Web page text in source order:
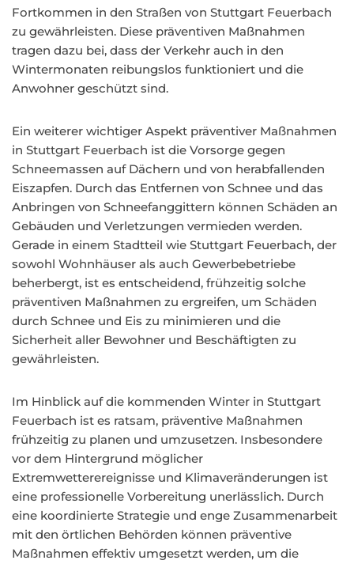
Fortkommen in den Straßen von Stuttgart Feuerbach
zu gewährleisten. Diese präventiven Maßnahmen
tragen dazu bei, dass der Verkehr auch in den
Wintermonaten reibungslos funktioniert und die
Anwohner geschützt sind.
Ein weiterer wichtiger Aspekt präventiver Maßnahmen
in Stuttgart Feuerbach ist die Vorsorge gegen
Schneemassen auf Dächern und von herabfallenden
Eiszapfen. Durch das Entfernen von Schnee und das
Anbringen von Schneefanggittern können Schäden an
Gebäuden und Verletzungen vermieden werden.
Gerade in einem Stadtteil wie Stuttgart Feuerbach, der
sowohl Wohnhäuser als auch Gewerbebetriebe
beherbergt, ist es entscheidend, frühzeitig solche
präventiven Maßnahmen zu ergreifen, um Schäden
durch Schnee und Eis zu minimieren und die
Sicherheit aller Bewohner und Beschäftigten zu
gewährleisten.
Im Hinblick auf die kommenden Winter in Stuttgart
Feuerbach ist es ratsam, präventive Maßnahmen
frühzeitig zu planen und umzusetzen. Insbesondere
vor dem Hintergrund möglicher
Extremwetterereignisse und Klimaveränderungen ist
eine professionelle Vorbereitung unerlässlich. Durch
eine koordinierte Strategie und enge Zusammenarbeit
mit den örtlichen Behörden können präventive
Maßnahmen effektiv umgesetzt werden, um die